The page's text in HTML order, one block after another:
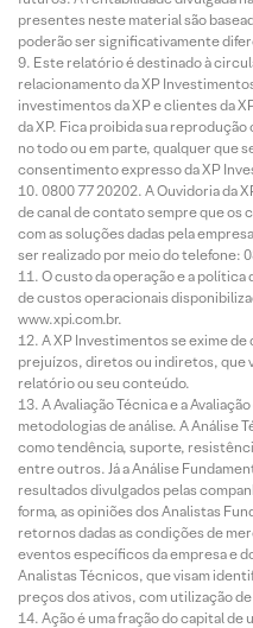
presentes neste material são
poderão ser significativamente
Este relatório é destinado à
relacionamento da XP
investimentos da XP e clientes da
da XP. Fica proibida sua
no todo ou em parte, qualquer que
consentimento expresso da XP
0800 77 20202. A Ouvidoria da
de canal de contato sempre que os
com as soluções dadas pela
ser realizado por meio do telefone:
O custo da operação e a
de custos operacionais
www.xpi.com.br.
A XP Investimentos se exime
prejuízos, diretos ou indiretos, que
relatório ou seu conteúdo.
A Avaliação Técnica e a
metodologias de análise. A Análise
como tendência, suporte,
entre outros. Já a Análise
resultados divulgados pelas
forma, as opiniões dos Analistas
retornos dadas as condições de
eventos específicos da empresa e
Analistas Técnicos, que visam
preços dos ativos, com utilização
Ação é uma fração do capital de